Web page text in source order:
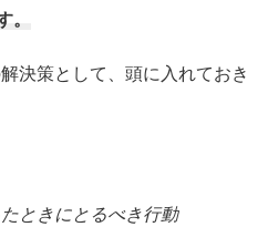
決策として、頭に入れておき
ときにとるべき行動